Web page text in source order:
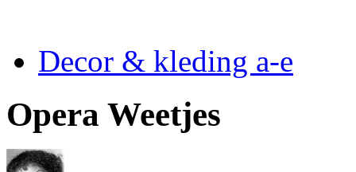
Decor & kleding a-e
Opera Weetjes